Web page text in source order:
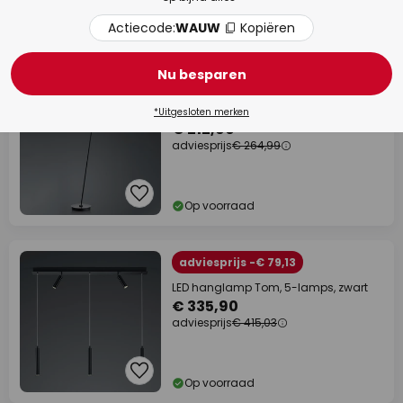
Op voorraad
adviesprijs -€ 52,09
LED vloerlamp Tom, dimbaar, zwart
€ 212,90
adviesprijs€ 264,99
Op voorraad
adviesprijs -€ 79,13
LED hanglamp Tom, 5-lamps, zwart
€ 335,90
adviesprijs€ 415,03
Op voorraad
Actiecode:WAUW Kopiëren
Nu besparen
*Uitgesloten merken